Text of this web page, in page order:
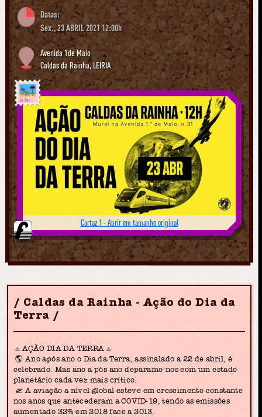
Datas:
Sex., 23 ABRIL 2021 12:00h
Avenida 1de Maio
Caldas da Rainha, LEIRIA
Já foi
Cartaz 1 - Abrir em tamanho original
Caldas da Rainha - Ação do Dia da
Terra
⚠️ AÇÃO DIA DA TERRA ⚠️
🌎 Ano após ano o Dia da Terra, assinalado a 22 de abril, é
celebrado. Mas ano a pós ano deparamo-nos com um estado
planetário cada vez mais crítico.
🛫 A aviação a nível global esteve em crescimento constante
nos anos que antecederam a COVID-19, tendo as emissões
aumentado 32% em 2018 face a 2013.